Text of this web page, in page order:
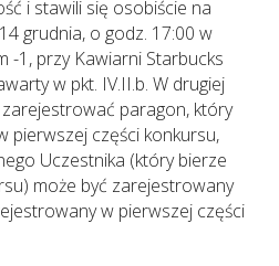
i stawili się osobiście na
grudnia, o godz. 17:00 w
-1, przy Kawiarni Starbucks
w pkt. IV.II.b. W drugiej
paragon, który
pierwszej części konkursu,
Uczestnika (który bierze
może być zarejestrowany
w pierwszej części